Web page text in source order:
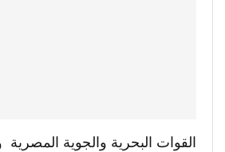
القوات البحرية والجوية المصرية